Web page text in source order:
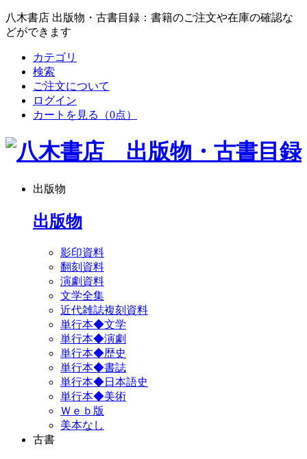
八木書店 出版物・古書目録：書籍のご注文や在庫の確認な
どができます
カテゴリ
検索
ご注文について
ログイン
カートを見る
（0点）
出版物
出版物
影印資料
翻刻資料
演劇資料
文学全集
近代雑誌複刻資料
単行本◆文学
単行本◆演劇
単行本◆歴史
単行本◆書誌
単行本◆日本語史
単行本◆美術
Ｗｅｂ版
美本なし
古書